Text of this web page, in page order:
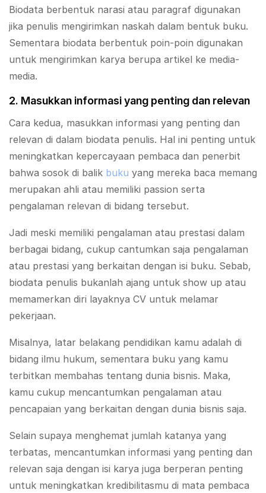
Biodata berbentuk narasi atau paragraf digunakan
jika penulis mengirimkan naskah dalam bentuk buku.
Sementara biodata berbentuk poin-poin digunakan
untuk mengirimkan karya berupa artikel ke media-
media.
2. Masukkan informasi yang penting dan relevan
Cara kedua, masukkan informasi yang penting dan
relevan di dalam biodata penulis. Hal ini penting untuk
meningkatkan kepercayaan pembaca dan penerbit
bahwa sosok di balik buku yang mereka baca memang
merupakan ahli atau memiliki passion serta
pengalaman relevan di bidang tersebut.
Jadi meski memiliki pengalaman atau prestasi dalam
berbagai bidang, cukup cantumkan saja pengalaman
atau prestasi yang berkaitan dengan isi buku. Sebab,
biodata penulis bukanlah ajang untuk show up atau
memamerkan diri layaknya CV untuk melamar
pekerjaan.
Misalnya, latar belakang pendidikan kamu adalah di
bidang ilmu hukum, sementara buku yang kamu
terbitkan membahas tentang dunia bisnis. Maka,
kamu cukup mencantumkan pengalaman atau
pencapaian yang berkaitan dengan dunia bisnis saja.
Selain supaya menghemat jumlah katanya yang
terbatas, mencantumkan informasi yang penting dan
relevan saja dengan isi karya juga berperan penting
untuk meningkatkan kredibilitasmu di mata pembaca